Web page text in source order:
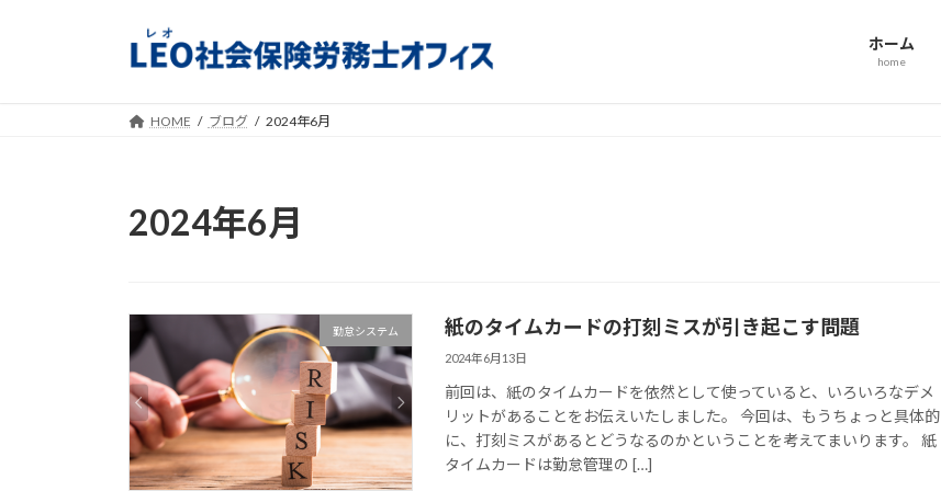
ホーム
home
HOME ブログ 2024年6月
2024年6月
勤怠システム 紙のタイムカードの打刻ミスが引き起こす問題
2024年6月13日
前回は、紙のタイムカードを依然として使っていると、いろいろなデメ
リットがあることをお伝えいたしました。 今回は、もうちょっと具体的
に、打刻ミスがあるとどうなるのかということを考えてまいります。 紙
タイムカードは勤怠管理の […]